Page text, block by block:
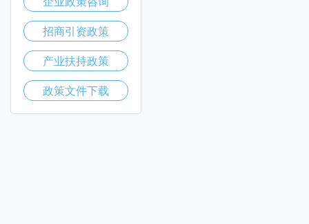
招商引资政策
产业扶持政策
政策文件下载